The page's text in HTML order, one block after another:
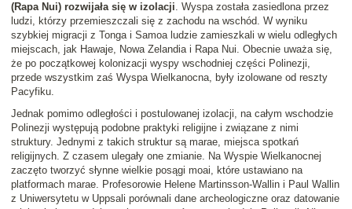
(Rapa Nui) rozwijała się w izolacji. Wyspa została zasiedlona przez
ludzi, którzy przemieszczali się z zachodu na wschód. W wyniku
szybkiej migracji z Tonga i Samoa ludzie zamieszkali w wielu odległych
miejscach, jak Hawaje, Nowa Zelandia i Rapa Nui. Obecnie uważa się,
że po początkowej kolonizacji wyspy wschodniej części Polinezji,
przede wszystkim zaś Wyspa Wielkanocna, były izolowane od reszty
Pacyfiku.
Jednak pomimo odległości i postulowanej izolacji, na całym wschodzie
Polinezji występują podobne praktyki religijne i związane z nimi
struktury. Jednymi z takich struktur są marae, miejsca spotkań
religijnych. Z czasem ulegały one zmianie. Na Wyspie Wielkanocnej
zaczęto tworzyć słynne wielkie posągi moai, które ustawiano na
platformach marae. Profesorowie Helene Martinsson-Wallin i Paul Wallin
z Uniwersytetu w Uppsali porównali dane archeologiczne oraz datowanie